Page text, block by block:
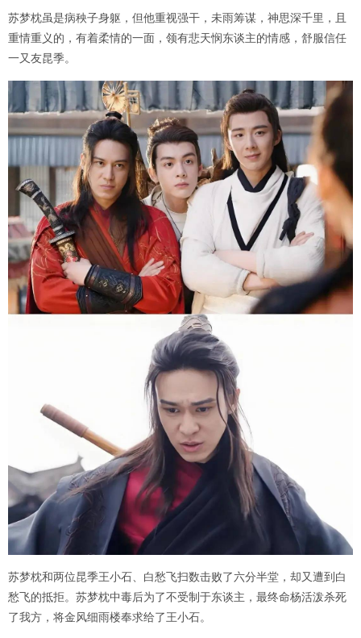
苏梦枕虽是病秧子身躯，但他重视强干，未雨筹谋，神思深千里，且
重情重义的，有着柔情的一面，领有悲天悯东谈主的情感，舒服信任
一又友昆季。
苏梦枕和两位昆季王小石、白愁飞扫数击败了六分半堂，却又遭到白
愁飞的抵拒。苏梦枕中毒后为了不受制于东谈主，最终命杨活泼杀死
了我方，将金风细雨楼奉求给了王小石。